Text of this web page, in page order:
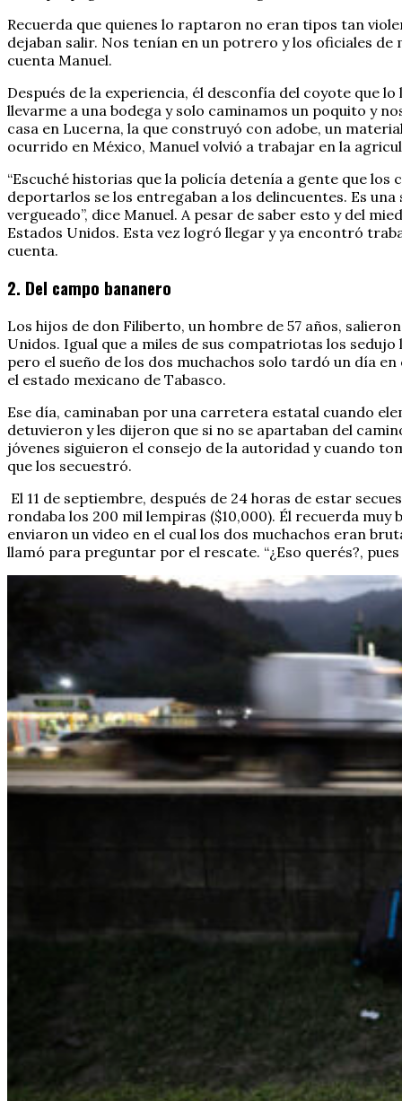
Recuerda que quienes lo raptaron no eran tipos tan
dejaban salir. Nos tenían en un potrero y los oficiales
cuenta Manuel.
Después de la experiencia, él desconfía del coyote que
llevarme a una bodega y solo caminamos un poquito y
casa en Lucerna, la que construyó con adobe, un
ocurrido en México, Manuel volvió a trabajar en la
“Escuché historias que la policía detenía a gente que
deportarlos se los entregaban a los delincuentes. Es
vergueado”, dice Manuel. A pesar de saber esto y del
Estados Unidos. Esta vez logró llegar y ya encontró
cuenta.
2. Del campo bananero
Los hijos de don Filiberto, un hombre de 57 años,
Unidos. Igual que a miles de sus compatriotas los
pero el sueño de los dos muchachos solo tardó un día
el estado mexicano de Tabasco.
Ese día, caminaban por una carretera estatal cuando
detuvieron y les dijeron que si no se apartaban del
jóvenes siguieron el consejo de la autoridad y cuando
que los secuestró.
El 11 de septiembre, después de 24 horas de estar
rondaba los 200 mil lempiras ($10,000). Él recuerda muy
enviaron un video en el cual los dos muchachos eran
llamó para preguntar por el rescate. “¿Eso querés?,